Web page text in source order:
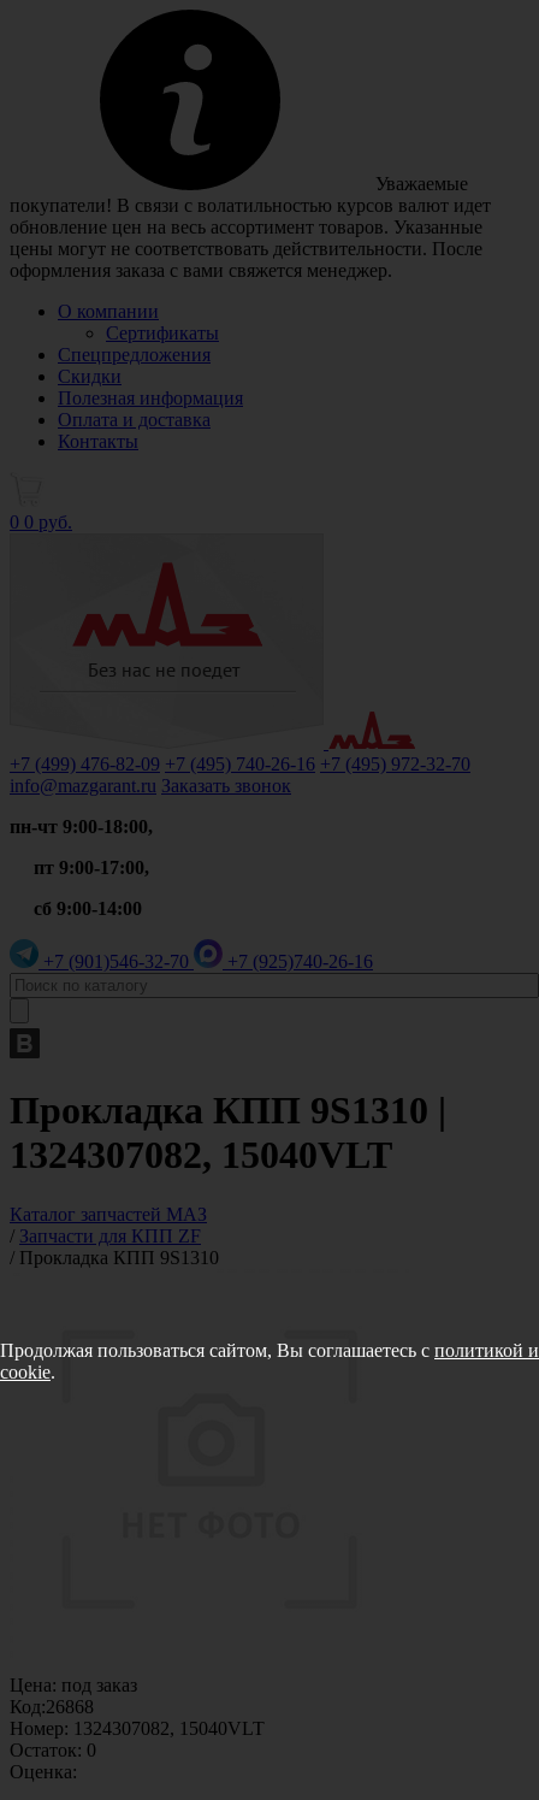
Уважаемые
покупатели! В связи с волатильностью курсов валют идет
обновление цен на весь ассортимент товаров. Указанные
цены могут не соответствовать действительности. После
оформления заказа с вами свяжется менеджер.
О компании
Сертификаты
Спецпредложения
Скидки
Полезная информация
Оплата и доставка
Контакты
0 0 руб.
+7 (499) 476-82-09 +7 (495) 740-26-16 +7 (495) 972-32-70
info@mazgarant.ru Заказать звонок
пн-чт 9:00-18:00,
пт 9:00-17:00,
сб 9:00-14:00
+7 (901)546-32-70 +7 (925)740-26-16
Прокладка КПП 9S1310 |
1324307082, 15040VLT
Каталог запчастей МАЗ
/ Запчасти для КПП ZF
/ Прокладка КПП 9S1310
Цена: под заказ
Код:26868
Номер: 1324307082, 15040VLT
Остаток: 0
Оценка:
Продолжая пользоваться сайтом, Вы соглашаетесь с политикой
cookie.